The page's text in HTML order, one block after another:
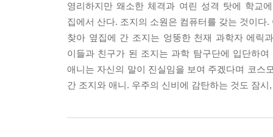
애니가 대답했다.
_본문 132~133쪽
--- 본문 중에서
영리하지만 왜소한 체격과 여린 성격 탓에 학교
집에서 산다. 조지의 소원은 컴퓨터를 갖는 것이
찾아 옆집에 간 조지는 엉뚱한 천재 과학자 에릭
이들과 친구가 된 조지는 과학 탐구단에 입단하
애니는 자신의 말이 진실임을 보여 주겠다며 코스
간 조지와 애니. 우주의 신비에 감탄하는 것도 잠